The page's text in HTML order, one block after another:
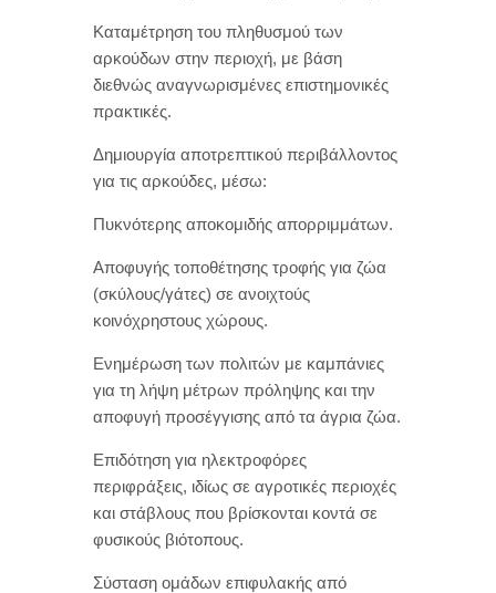
Καταμέτρηση του πληθυσμού των
αρκούδων στην περιοχή, με βάση
διεθνώς αναγνωρισμένες επιστημονικές
πρακτικές.
Δημιουργία αποτρεπτικού περιβάλλοντος
για τις αρκούδες, μέσω:
Πυκνότερης αποκομιδής απορριμμάτων.
Αποφυγής τοποθέτησης τροφής για ζώα
(σκύλους/γάτες) σε ανοιχτούς
κοινόχρηστους χώρους.
Ενημέρωση των πολιτών με καμπάνιες
για τη λήψη μέτρων πρόληψης και την
αποφυγή προσέγγισης από τα άγρια ζώα.
Επιδότηση για ηλεκτροφόρες
περιφράξεις, ιδίως σε αγροτικές περιοχές
και στάβλους που βρίσκονται κοντά σε
φυσικούς βιότοπους.
Σύσταση ομάδων επιφυλακής από